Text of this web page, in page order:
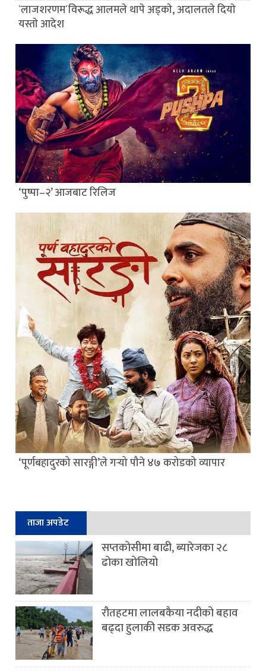
`लाजशरणम´विरूद्ध आलमले थापे अड्काे, अदालतले दियाे
यस्ताे आदेश
‘पुष्पा–२’ आजबाट रिलिज
‘पूर्णबहादुरको सारङ्गी’ले गर्‍यो पौने ४७ करोडको व्यापार
ताजा अपडेट
सप्तकोसीमा बाढी, ब्यारेजका २८
ढोका खोलियो
रौतहटमा लालबकैया नदीको बहाव
बढ्दा हुलाकी सडक अवरुद्ध